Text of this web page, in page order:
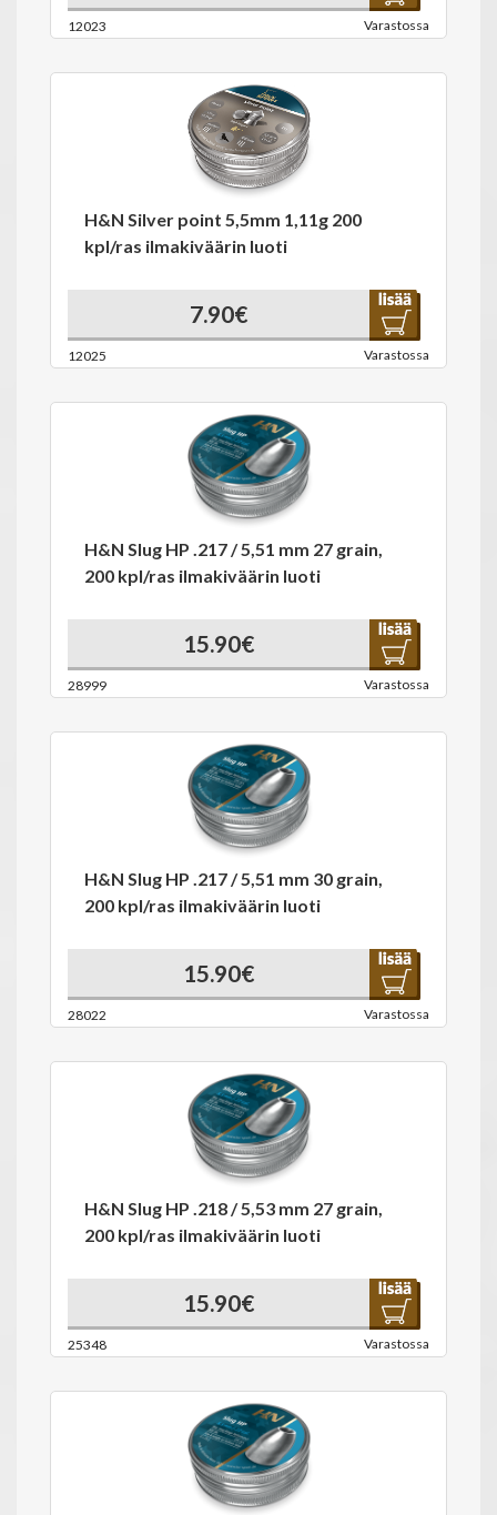
12023 Varastossa
H&N Silver point 5,5mm 1,11g 200
kpl/ras ilmakiväärin luoti
7.90€
12025 Varastossa
H&N Slug HP .217 / 5,51 mm 27 grain,
200 kpl/ras ilmakiväärin luoti
15.90€
28999 Varastossa
H&N Slug HP .217 / 5,51 mm 30 grain,
200 kpl/ras ilmakiväärin luoti
15.90€
28022 Varastossa
H&N Slug HP .218 / 5,53 mm 27 grain,
200 kpl/ras ilmakiväärin luoti
15.90€
25348 Varastossa